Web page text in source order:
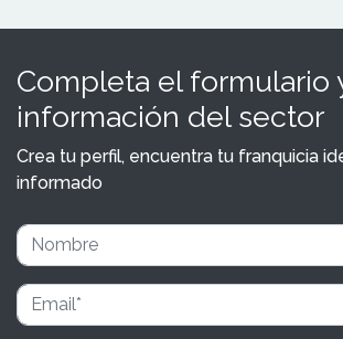
Completa el formulario
información del sector
Crea tu perfil, encuentra tu franquicia
informado